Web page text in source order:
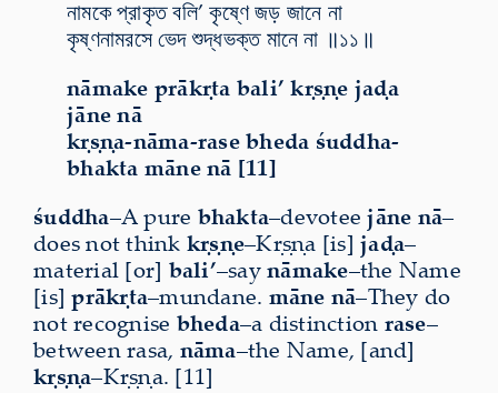
নামকে প্রাকৃত বলি’ কৃষ্ণে জড় জানে না
কৃষ্ণনামরসে ভেদ শুদ্ধভক্ত মানে না ॥১১॥
nāmake prākṛta bali’ kṛṣṇe jaḍa
jāne nā
kṛṣṇa-nāma-rase bheda śuddha-
bhakta māne nā [11]
śuddha–A pure bhakta–devoteejāne nā–
does not think kṛṣṇe–Kṛṣṇa [is] jaḍa–
material [or] bali’–saynāmake–the Name
[is]prākṛta–mundane. māne nā–They do
not recognise bheda–a distinction rase–
between rasa, nāma–the Name, [and]
kṛṣṇa–Kṛṣṇa. [11]